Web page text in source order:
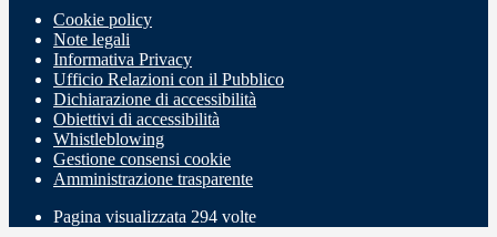
Cookie policy
Note legali
Informativa Privacy
Ufficio Relazioni con il Pubblico
Dichiarazione di accessibilità
Obiettivi di accessibilità
Whistleblowing
Gestione consensi cookie
Amministrazione trasparente
Pagina visualizzata 294 volte